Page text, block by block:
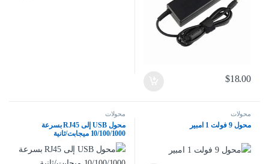
$18.00
محولات
محول 9 فولت 1 امبير
محولات
محول USB إلى RJ45 بسرعة
10/100/1000 ميجابت/ثانية